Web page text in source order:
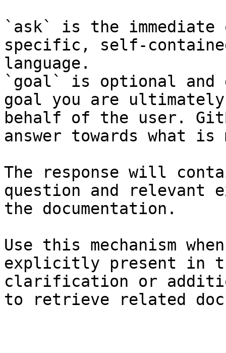
`ask` is the
specific, self-
language.
`goal` is optional and
goal you are
behalf of the user.
answer towards what
The response will
question and relevant
the documentation.
Use this mechanism
explicitly present in
clarification or